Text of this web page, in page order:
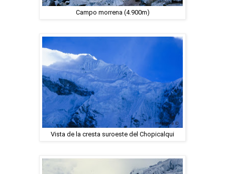
Campo morrena (4.900m)
Vista de la cresta suroeste del Chopicalqui